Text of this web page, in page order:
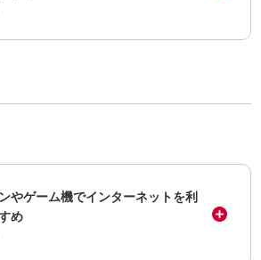
やゲーム機でインターネットを利
め